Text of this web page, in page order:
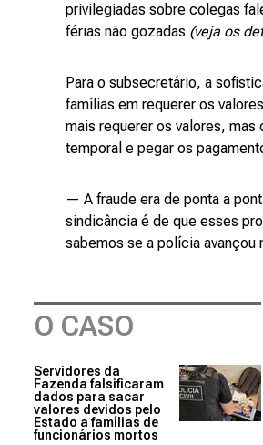
privilegiadas sobre colegas
férias não gozadas (veja os
Para o subsecretário, a
famílias em requerer os
mais requerer os valores, mas
temporal e pegar os
— A fraude era de ponta a
sindicância é de que esses
sabemos se a polícia
O CASO
Servidores da
Fazenda falsificaram
dados para sacar
valores devidos pelo
Estado a famílias de
funcionários mortos